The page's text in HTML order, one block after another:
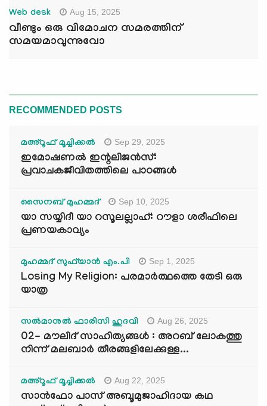
Web desk Aug 15, 2025
വീണ്ടും ഒരു വിമോചന സമരത്തിന്
സമയമാവുന്നുവോ
RECOMMENDED POSTS
മഅ്റൂഫ് മൂച്ചിക്കല്‍ Sep 29, 2025
ഇമോഷണൽ ഇന്റലിജൻസ്:
പ്രവാചകജീവിതത്തിലെ പാഠങ്ങൾ
സൈനബ് മുഹമ്മദ് Sep 10, 2025
യാ സയ്യിദീ യാ റസൂലല്ലാഹ്: റൗളാ ശരീഫിലെ
പ്രണയകാവ്യം
മുഹമ്മദ് സുഫ്‌യാൻ എം.പി Sep 1, 2025
Losing My Religion: പരമാർത്ഥത്തെ തേടി ഒരു
യാത്ര
സൽമാനുൽ ഫാരിസി ഹുദവി Aug 26, 2025
02- മൗലിദ് സാഹിത്യങ്ങൾ : അറബ് ലോകത്തു
നിന്ന് മലബാർ തീരങ്ങളിലേക്കുള്ള...
മഅ്റൂഫ് മൂച്ചിക്കല്‍ Aug 22, 2025
സാൻഫോ പാസ് അബൂമുജാഹിദായ കഥ